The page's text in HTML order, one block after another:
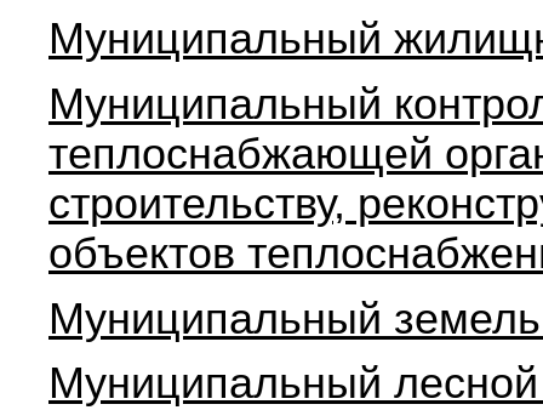
Муниципальный
Муниципальный
теплоснабжающей
строительству,
объектов
Муниципальный
Муниципальный лесной